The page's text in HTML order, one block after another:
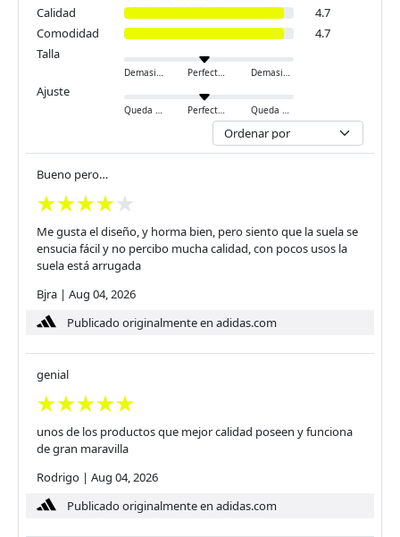
Calidad
4.7
Comodidad
4.7
Talla
Demasiado pequeño Perfecto Demasiado grande
Ajuste
Queda ajustado Perfecto Queda holgado
Bueno pero…
Me gusta el diseño, y horma bien, pero siento que la suela se
ensucia fácil y no percibo mucha calidad, con pocos usos la
suela está arrugada
Bjra | Aug 04, 2026
Publicado originalmente en adidas.com
genial
unos de los productos que mejor calidad poseen y funciona
de gran maravilla
Rodrigo | Aug 04, 2026
Publicado originalmente en adidas.com